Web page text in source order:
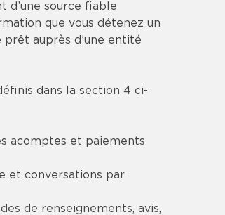
d’une source fiable
que vous détenez un
auprès d’une entité
dans la section 4 ci-
acomptes et paiements
et conversations par
de renseignements, avis,